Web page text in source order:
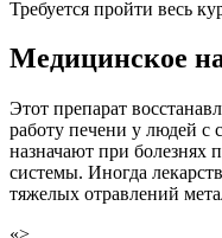
Требуется пройти весь
Медицинское
Этот препарат
работу печени у людей с
назначают при болезнях
системы. Иногда
тяжелых отравлений